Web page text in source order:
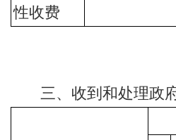
性收费
三、收到和处理政